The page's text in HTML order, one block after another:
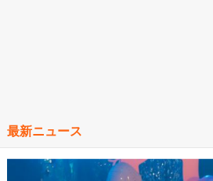
最新ニュース